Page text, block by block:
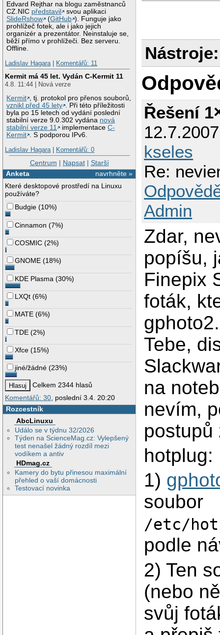
Edvard Rejthar na blogu zaměstnanců
CZ.NIC představil
svou aplikaci
SlideRshow
(GitHub ). Funguje jako
prohlížeč fotek, ale i jako jejich
organizér a prezentátor. Neinstaluje se,
běží přímo v prohlížeči. Bez serveru.
Offline.
Ladislav Hagara| Komentářů: 11
Kermit má 45 let. Vydán C-Kermit 11
4.8. 11:44 | Nová verze
Kermit , tj. protokol pro přenos souborů,
vznikl před 45 lety . Při této příležitosti
byla po 15 letech od vydání poslední
stabilní verze 9.0.302 vydána nová
stabilní verze 11
implementaceC-
Kermit . S podporou IPv6.
Ladislav Hagara| Komentářů: 0
Centrum | Napsat| Starší
navrhněte »
Anketa
Které desktopové prostředí na Linuxu
používáte?
Budgie (10%)
Cinnamon (7%)
COSMIC (2%)
GNOME (18%)
KDE Plasma (30%)
LXQt (6%)
MATE (6%)
TDE (2%)
Xfce (15%)
jiné/žádné (23%)
Celkem 2344 hlasů
Komentářů: 30 , poslední 3.4. 20:20
Rozcestník
AbcLinuxu
Událo se v týdnu 32/2026
Týden na ScienceMag.cz: Vylepšený
test nenašel žádný rozdíl mezi
vodíkem a antiv
HDmag.cz
Kamery do bytu přinesou maximální
přehled o vaší domácnosti
Testovací novinka
Nástroje:
Řešení
kseles
Re:
Admin
Zdar,
popíšu,
Finepix
foták,
Tebe,
na
nevím,
postupů
hotplug:
1)
soubor
/etc/
podle
2) Ten
(nebo
svůj